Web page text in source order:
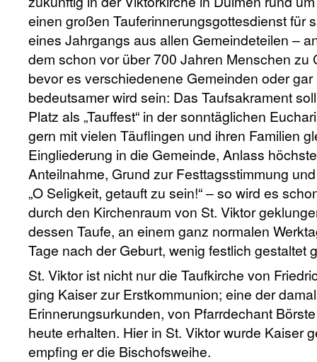
einen großen Tauferinnerungsgottesdienst für
eines Jahrgangs aus allen Gemeindeteilen –
dem schon vor über 700 Jahren Menschen zu
bevor es verschiedenene Gemeinden oder
bedeutsamer wird sein: Das Taufsakrament
Platz als „Tauffest“ in der sonntäglichen
gern mit vielen Täuflingen und ihren Familien
Eingliederung in die Gemeinde, Anlass
Anteilnahme, Grund zur Festtagsstimmung
„O Seligkeit, getauft zu sein!“ – so wird es
durch den Kirchenraum von St. Viktor
dessen Taufe, an einem ganz normalen
Tage nach der Geburt, wenig festlich gestaltet
St. Viktor ist nicht nur die Taufkirche von
ging Kaiser zur Erstkommunion; eine der
Erinnerungsurkunden, von Pfarrdechant
heute erhalten. Hier in St. Viktor wurde Kaiser
empfing er die Bischofsweihe.